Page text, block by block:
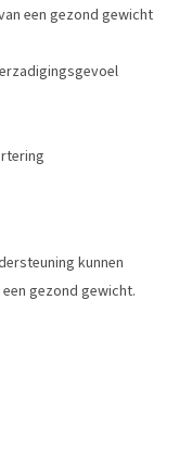
een gezond gewicht
kunnen
gezond gewicht.